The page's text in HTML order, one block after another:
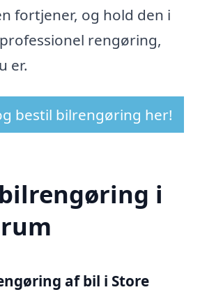
fortjener, og hold den i
rengøring,
er.
bestil bilrengøring her!
i
af bil i Store